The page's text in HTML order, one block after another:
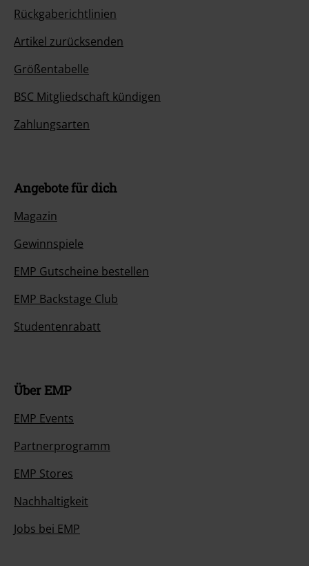
Rückgaberichtlinien
Artikel zurücksenden
Größentabelle
BSC Mitgliedschaft kündigen
Zahlungsarten
Angebote für dich
Magazin
Gewinnspiele
EMP Gutscheine bestellen
EMP Backstage Club
Studentenrabatt
Über EMP
EMP Events
Partnerprogramm
EMP Stores
Nachhaltigkeit
Jobs bei EMP